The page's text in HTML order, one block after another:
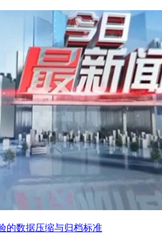
的数据压缩与归档标准